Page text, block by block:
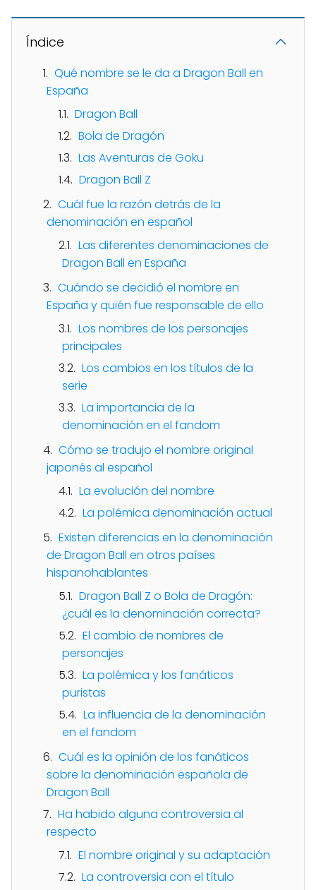
Índice
Qué nombre se le da a Dragon Ball en
España
Dragon Ball
Bola de Dragón
Las Aventuras de Goku
Dragon Ball Z
Cuál fue la razón detrás de la
denominación en español
Las diferentes denominaciones de
Dragon Ball en España
Cuándo se decidió el nombre en
España y quién fue responsable de ello
Los nombres de los personajes
principales
Los cambios en los títulos de la
serie
La importancia de la
denominación en el fandom
Cómo se tradujo el nombre original
japonés al español
La evolución del nombre
La polémica denominación actual
Existen diferencias en la denominación
de Dragon Ball en otros países
hispanohablantes
Dragon Ball Z o Bola de Dragón:
¿cuál es la denominación correcta?
El cambio de nombres de
personajes
La polémica y los fanáticos
puristas
La influencia de la denominación
en el fandom
Cuál es la opinión de los fanáticos
sobre la denominación española de
Dragon Ball
Ha habido alguna controversia al
respecto
El nombre original y su adaptación
La controversia con el título